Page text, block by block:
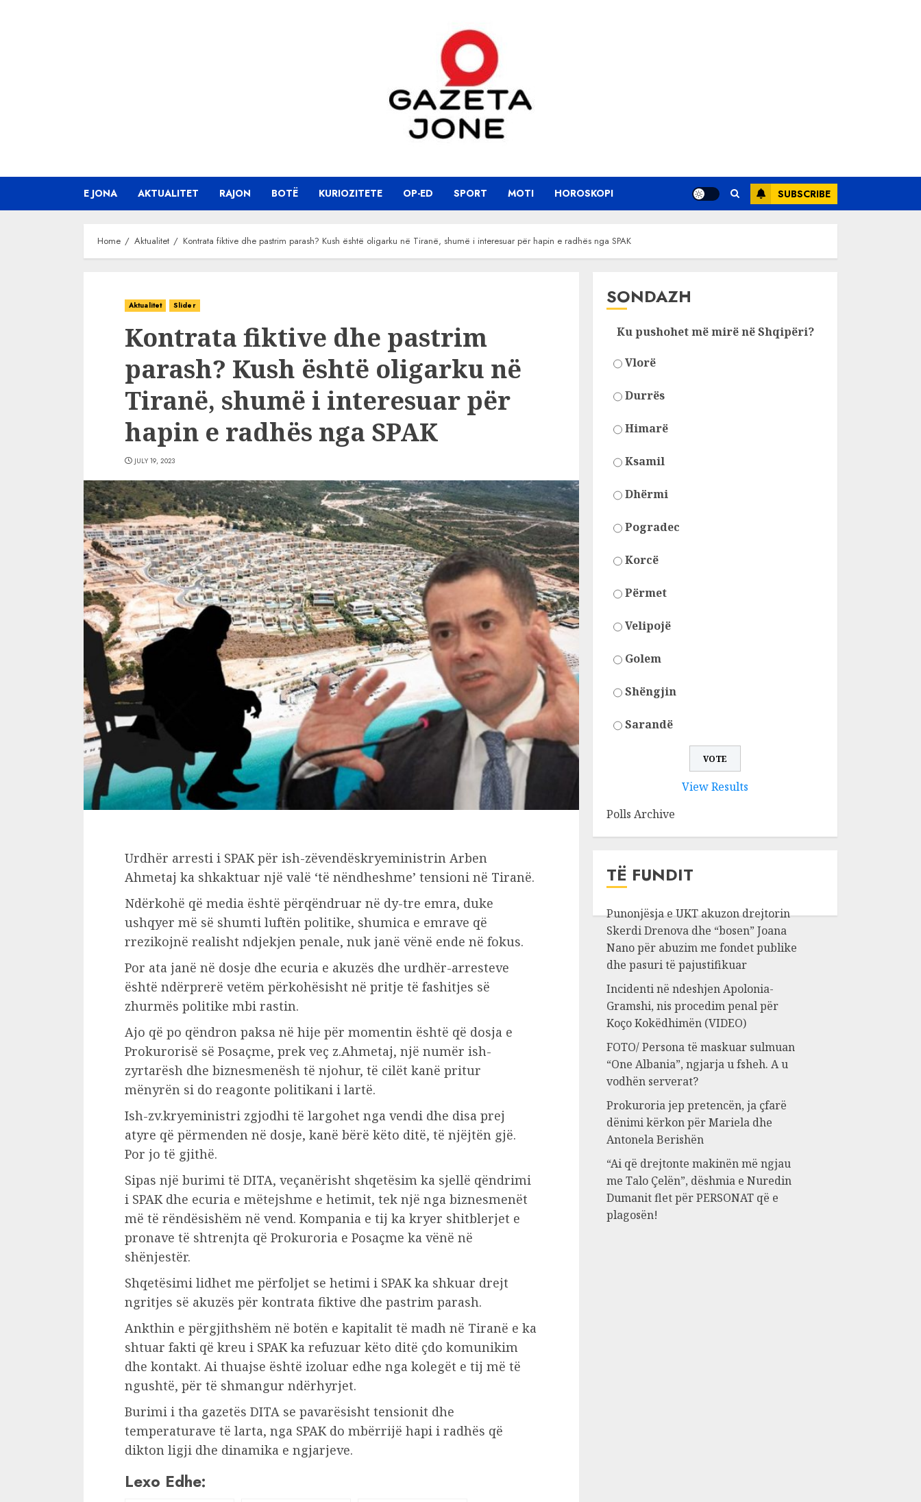
E JONA AKTUALITET RAJON BOTË KURIOZITETE OP-ED SPORT MOTI HOROSKOPI SUBSCRIBE
Home Aktualitet Kontrata fiktive dhe pastrim parash? Kush është oligarku në Tiranë, shumë i interesuar për hapin e radhës nga SPAK
Aktualitet Slider
Kontrata fiktive dhe pastrim
parash? Kush është oligarku në
Tiranë, shumë i interesuar për
hapin e radhës nga SPAK
JULY 19, 2023
Urdhër arresti i SPAK për ish-zëvendëskryeministrin Arben
Ahmetaj ka shkaktuar një valë ‘të nëndheshme’ tensioni në Tiranë.
Ndërkohë që media është përqëndruar në dy-tre emra, duke
ushqyer më së shumti luftën politike, shumica e emrave që
rrezikojnë realisht ndjekjen penale, nuk janë vënë ende në fokus.
Por ata janë në dosje dhe ecuria e akuzës dhe urdhër-arresteve
është ndërprerë vetëm përkohësisht në pritje të fashitjes së
zhurmës politike mbi rastin.
Ajo që po qëndron paksa në hije për momentin është që dosja e
Prokurorisë së Posaçme, prek veç z.Ahmetaj, një numër ish-
zyrtarësh dhe biznesmenësh të njohur, të cilët kanë pritur
mënyrën si do reagonte politikani i lartë.
Ish-zv.kryeministri zgjodhi të largohet nga vendi dhe disa prej
atyre që përmenden në dosje, kanë bërë këto ditë, të njëjtën gjë.
Por jo të gjithë.
Sipas një burimi të DITA, veçanërisht shqetësim ka sjellë qëndrimi
i SPAK dhe ecuria e mëtejshme e hetimit, tek një nga biznesmenët
më të rëndësishëm në vend. Kompania e tij ka kryer shitblerjet e
pronave të shtrenjta që Prokuroria e Posaçme ka vënë në
shënjestër.
Shqetësimi lidhet me përfoljet se hetimi i SPAK ka shkuar drejt
ngritjes së akuzës për kontrata fiktive dhe pastrim parash.
Ankthin e përgjithshëm në botën e kapitalit të madh në Tiranë e ka
shtuar fakti që kreu i SPAK ka refuzuar këto ditë çdo komunikim
dhe kontakt. Ai thuajse është izoluar edhe nga kolegët e tij më të
ngushtë, për të shmangur ndërhyrjet.
Burimi i tha gazetës DITA se pavarësisht tensionit dhe
temperaturave të larta, nga SPAK do mbërrijë hapi i radhës që
dikton ligji dhe dinamika e ngjarjeve.
Lexo Edhe:
SONDAZH
Ku pushohet më mirë në Shqipëri?
Vlorë
Durrës
Himarë
Ksamil
Dhërmi
Pogradec
Korcë
Përmet
Velipojë
Golem
Shëngjin
Sarandë
View Results
Polls Archive
TË FUNDIT
Punonjësja e UKT akuzon drejtorin
Skerdi Drenova dhe “bosen” Joana
Nano për abuzim me fondet publike
dhe pasuri të pajustifikuar
Incidenti në ndeshjen Apolonia-
Gramshi, nis procedim penal për
Koço Kokëdhimën (VIDEO)
FOTO/ Persona të maskuar sulmuan
“One Albania”, ngjarja u fsheh. A u
vodhën serverat?
Prokuroria jep pretencën, ja çfarë
dënimi kërkon për Mariela dhe
Antonela Berishën
“Ai që drejtonte makinën më ngjau
me Talo Çelën”, dëshmia e Nuredin
Dumanit flet për PERSONAT që e
plagosën!